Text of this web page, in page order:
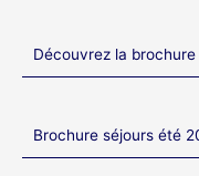
Découvrez la
Brochure séjours été